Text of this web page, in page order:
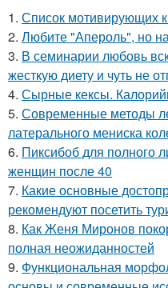
1. Список мотивирующих
2. Любите "Апероль", но
3. В семинарии любовь
жесткую диету и чуть не
4. Сырные кексы.
5. Современные методы
латерального мениска
6. Пиксибоб для полного
женщин после 40
7. Какие основные
рекомендуют посетить
8. Как Женя Миронов
полная неожиданностей
9. Функциональная